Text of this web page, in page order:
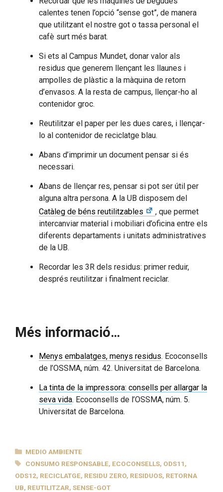
calentes tenen l’opció “sense got”, de manera
que utilitzant el nostre got o tassa personal el
cafè surt més barat.
Si ets al Campus Mundet, donar valor als
residus que generem llençant les llaunes i
ampolles de plàstic a la màquina de retorn
d’envasos. A la resta de campus, llençar-ho al
contenidor groc.
Reutilitzar el paper per les dues cares, i llençar-
lo al contenidor de reciclatge blau.
Abans d’imprimir un document pensar si és
necessari.
Abans de llençar res, pensar si pot ser útil per
alguna altra persona. A la UB disposem del
Catàleg de béns reutilitzables
, que permet
intercanviar material i mobiliari d’oficina entre els
diferents departaments i unitats administratives
de la UB.
Recordar les 3R dels residus: primer reduir,
després reutilitzar i finalment reciclar.
Més informació…
Menys embalatges, menys residus. Ecoconsells
de l’OSSMA, núm. 42. Universitat de Barcelona.
La tinta de la impressora: consells per allargar la
seva vida. Ecoconsells de l’OSSMA, núm. 5.
Universitat de Barcelona.
CATEGORÍAS
MEDIO AMBIENTE
ETIQUETAS
CONSUMO RESPONSABLE, ECOCONSELLS, ODS11,
ODS12, RECICLATGE, RESIDU ZERO, RESIDUOS, RETORNA
UB, REUTILITZAR, SENSE-GOT